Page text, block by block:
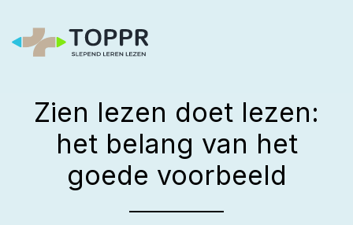
Zien lezen doet lezen:
het belang van het
goede voorbeeld